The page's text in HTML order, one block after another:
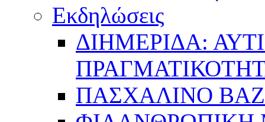
Εκδηλώσεις
ΔΙΗΜΕΡΙΔΑ:
ΠΑΣΧΑΛΙΝΟ